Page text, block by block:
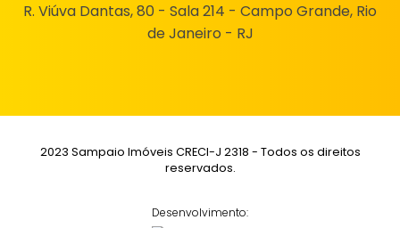
R. Viúva Dantas, 80 - Sala 214 - Campo Grande, Rio
de Janeiro - RJ
2023 Sampaio Imóveis CRECI-J 2318 - Todos os direitos
reservados.
Desenvolvimento: